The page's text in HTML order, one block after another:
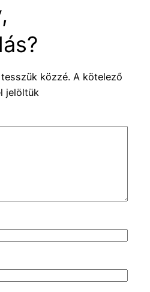
közzé. A kötelező
jelöltük